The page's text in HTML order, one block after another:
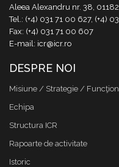
Aleea Alexandru nr. 38,
Tel.: (+4) 031 71 00 627, (+4)
Fax: (+4) 031 71 00 607
E-mail: icr@icr.ro
DESPRE NOI
Misiune / Strategie /
Echipa
Structura ICR
Rapoarte de activitate
Istoric